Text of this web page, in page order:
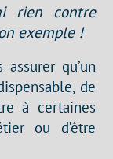
rien contre
exemple !
qu’un
de
à certaines
ou d’être